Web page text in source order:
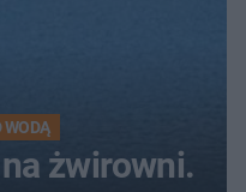
WODĄ
żwirowni.